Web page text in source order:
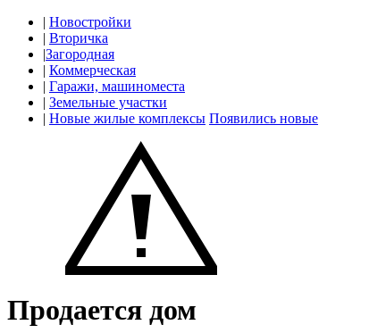
| Новостройки
| Вторичка
|Загородная
| Коммерческая
| Гаражи, машиноместа
| Земельные участки
| Новые жилые комплексы Появились новые
Продается дом